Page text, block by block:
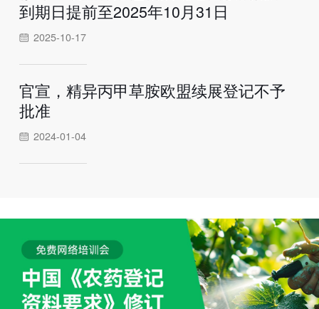
到期日提前至2025年10月31日
2025-10-17
官宣，精异丙甲草胺欧盟续展登记不予
批准
2024-01-04